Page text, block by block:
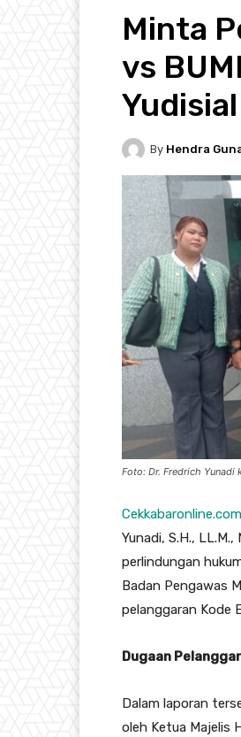
Minta
vs
By Hendra
Foto: Dr. Fredrich Yunadi
Yunadi, S.H.,
perlindungan
Badan Pengawas
pelanggaran Kode
Dugaan
Dalam laporan
oleh Ketua Majelis